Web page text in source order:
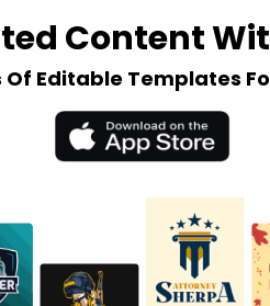
Content
Editable Templates